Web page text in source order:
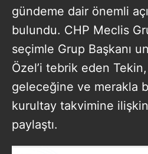
gündeme dair önemli
bulundu. CHP Meclis
seçimle Grup Başkanı
Özel’i tebrik eden
geleceğine ve merakla
kurultay takvimine
paylaştı.